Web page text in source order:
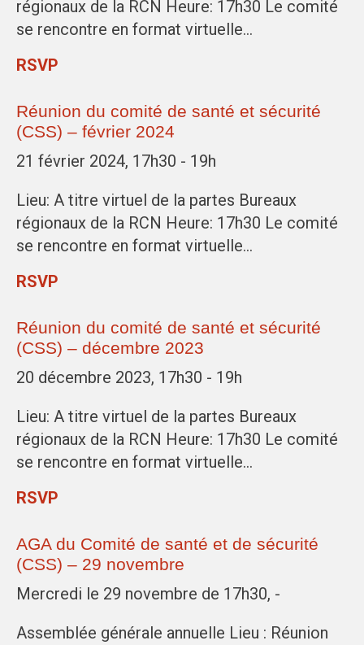
régionaux de la RCN Heure: 17h30 Le comité
se rencontre en format virtuelle…
RSVP
Réunion du comité de santé et sécurité
(CSS) – février 2024
21 février 2024, 17h30 - 19h
Lieu: A titre virtuel de la partes Bureaux
régionaux de la RCN Heure: 17h30 Le comité
se rencontre en format virtuelle…
RSVP
Réunion du comité de santé et sécurité
(CSS) – décembre 2023
20 décembre 2023, 17h30 - 19h
Lieu: A titre virtuel de la partes Bureaux
régionaux de la RCN Heure: 17h30 Le comité
se rencontre en format virtuelle…
RSVP
AGA du Comité de santé et de sécurité
(CSS) – 29 novembre
Mercredi le 29 novembre de 17h30, -
Assemblée générale annuelle Lieu : Réunion